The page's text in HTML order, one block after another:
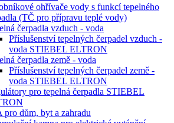
ohřívače vody s funkcí tepelného
(TČ pro přípravu teplé vody)
čerpadla vzduch - voda
Příslušenství tepelných čerpadel vzduch -
voda STIEBEL ELTRON
čerpadla země - voda
Příslušenství tepelných čerpadel země -
voda STIEBEL ELTRON
pro tepelná čerpadla STIEBEL
dům, byt a zahradu